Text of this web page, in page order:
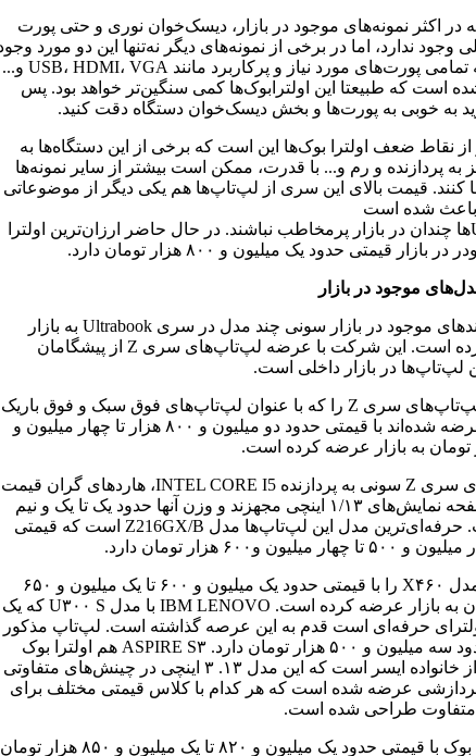
در اکثر نمونه‌های موجود در بازار، دیسک‌خوان نوری و حتی پورت
وجود ندارد، اما در برخی از نمونه‌های‌ دیگر نه‌تنها این دو مورد
دارد، بلکه تمامی پورت‌های مورد نیاز و پرکاربرد مانند USB، HDMI، VGA و...
است که طبیعتا این اولترابوک‌ها کمی‌ سنگین‌تر خواهد بود. پس
به خوبی به پورت‌ها و بخش دیسک‌خوان دستگاه دقت کنید.
از نقاط ضعف اولترا بوک‌ها این است که برخی از این دستگاه‌ها به
به پردازنده و رم و... با قدرت، ممکن است بیشتر از سایر نمونه‌ها
کنند. قیمت بالای این سری از لپ‌تاپ‌ها هم یکی دیگر از موضوعاتی
شده است
Ultrabookها چندان در بازار پرمخاطب نباشند. در حال حاضر ارزان‌ترین اولترا
بازار قیمتی حدود یک میلیون و ۸۰۰ هزار تومان دارد.
موجود در بازار
در بین برندهای موجود در بازار سونی چند مدل در سری Ultrabook به بازار
عرضه کرده است. این شرکت با عرضه لپ‌تاپ‌های سری Z از پیشگامان
لپ‌تاپ‌ها در بازار داخلی است.
این برند لپ‌تاپ‌های سری Z را که با عنوان لپ‌تاپ‌های فوق سبک و فوق باریک
به بازار عرضه شده‌اند با قیمتی حدود دو میلیون و ۸۰۰ هزار تا چهار میلیون و
لپ‌تاپ‌های سری Z سونی به پردازنده INTEL CORE I5، ‌هاردهای گران قیمت
SSD و صفحه نمایش‌های ۱/۱۳ اینچی مجهزند و وزن آنها حدود یک تا یک و نیم
کیلو است. حرفه‌ای‌ترین مدل این لپ‌تاپ‌ها مدل Z216GX/B است که قیمتی
میلیون و۶۰۰ هزار تومان دارد.
MSI هم مدل X۴۶۰ را با قیمتی حدود یک میلیون و ۶۰۰ تا یک میلیون و ۶۵۰
هزار تومان به بازار عرضه کرده است. IBM LENOVO با مدل U۳۰۰ S که یک
حرفه‌ای است قدم به این عرصه گذاشته است. لپ‌تاپ مذکور
قیمتی حدود سه میلیون و ۵۰۰ هزار تومان دارد. ASPIRE S۳ هم اولترا بوک
باقابلیتی از خانواده ایسر است که این مدل ۱۳. ۳ اینچی در چینش‌های متفاوتی
پردازشی عرضه شده است که هر کدام با کلاس قیمتی مختلف برای
متفاوت طراحی شده است.
این اولترا بوک با قیمتی حدود یک میلیون و ۸۲۰ تا یک میلیون و ۸۵۰ هزار تومان